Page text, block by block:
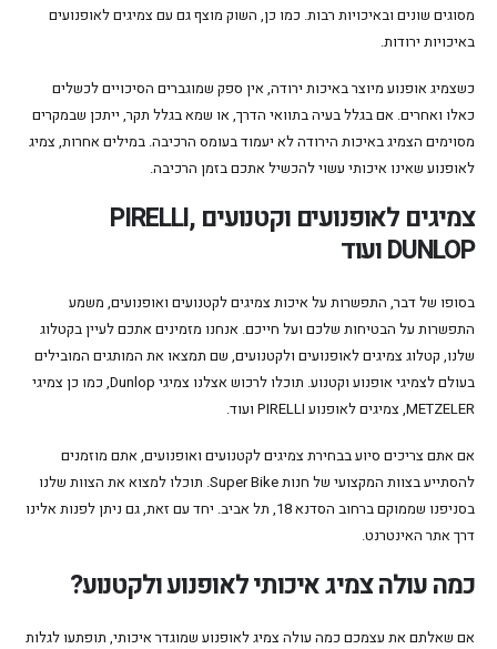
מסוגים שונים ובאיכויות רבות. כמו כן, השוק מוצף גם עם צמיגים לאופנועים
באיכויות ירודות.
כשצמיג אופנוע מיוצר באיכות ירודה, אין ספק שמוגברים הסיכויים לכשלים
כאלו ואחרים. אם בגלל בעיה בתוואי הדרך, או שמא בגלל תקר, ייתכן שבמקרים
מסוימים הצמיג באיכות הירודה לא יעמוד בעומס הרכיבה. במילים אחרות, צמיג
לאופנוע שאינו איכותי עשוי להכשיל אתכם בזמן הרכיבה.
צמיגים לאופנועים וקטנועים PIRELLI,
DUNLOPועוד
בסופו של דבר, התפשרות על איכות צמיגים לקטנועים ואופנועים, משמע
התפשרות על הבטיחות שלכם ועל חייכם. אנחנו מזמינים אתכם לעיין בקטלוג
שלנו, קטלוג צמיגים לאופנועים ולקטנועים, שם תמצאו את המותגים המובילים
בעולם לצמיגי אופנוע וקטנוע. תוכלו לרכוש אצלנו צמיגי Dunlop, כמו כן צמיגי
METZELER, צמיגים לאופנוע PIRELLI ועוד.
אם אתם צריכים סיוע בבחירת צמיגים לקטנועים ואופנועים, אתם מוזמנים
להסתייע בצוות המקצועי של חנות Super Bike. תוכלו למצוא את הצוות שלנו
בסניפנו שממוקם ברחוב הסדנא 18, תל אביב. יחד עם זאת, גם ניתן לפנות אלינו
דרך אתר האינטרנט.
כמה עולה צמיג איכותי לאופנוע ולקטנוע?
אם שאלתם את עצמכם כמה עולה צמיג לאופנוע שמוגדר איכותי, תופתעו לגלות